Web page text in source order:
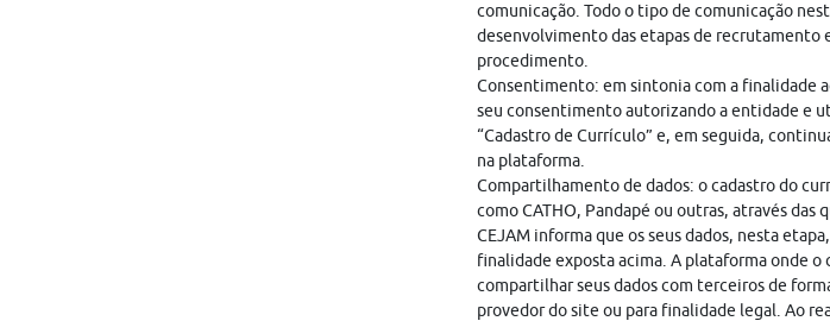
comunicação. Todo o tipo de comunicação
desenvolvimento das etapas de recrutamento
procedimento.
Consentimento: em sintonia com a finalidade
seu consentimento autorizando a entidade e
“Cadastro de Currículo” e, em seguida,
na plataforma.
Compartilhamento de dados: o cadastro do
como CATHO, Pandapé ou outras, através das
CEJAM informa que os seus dados, nesta
finalidade exposta acima. A plataforma onde
compartilhar seus dados com terceiros de
provedor do site ou para finalidade legal. Ao